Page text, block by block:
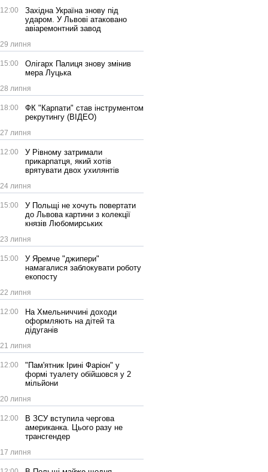
12:00
Західна Україна знову під
ударом. У Львові атаковано
авіаремонтний завод
29 липня
15:00
Олігарх Палиця знову змінив
мера Луцька
28 липня
18:00
ФК "Карпати" став інструментом
рекрутингу (ВІДЕО)
27 липня
12:00
У Рівному затримали
прикарпатця, який хотів
врятувати двох ухилянтів
24 липня
15:00
У Польщі не хочуть повертати
до Львова картини з колекції
князів Любомирських
23 липня
15:00
У Яремче "джипери"
намагалися заблокувати роботу
екопосту
22 липня
12:00
На Хмельниччині доходи
оформляють на дітей та
дідуганів
21 липня
12:00
"Пам'ятник Ірині Фаріон" у
формі туалету обійшовся у 2
мільйони
20 липня
12:00
В ЗСУ вступила чергова
американка. Цього разу не
трансгендер
17 липня